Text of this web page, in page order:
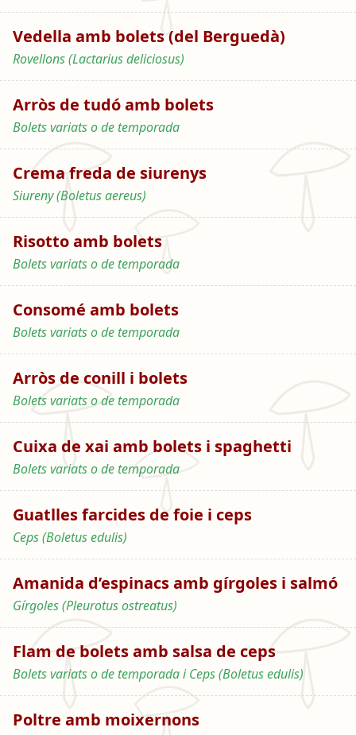
Vedella amb bolets (del Berguedà)
Rovellons (Lactarius deliciosus)
Arròs de tudó amb bolets
Bolets variats o de temporada
Crema freda de siurenys
Siureny (Boletus aereus)
Risotto amb bolets
Bolets variats o de temporada
Consomé amb bolets
Bolets variats o de temporada
Arròs de conill i bolets
Bolets variats o de temporada
Cuixa de xai amb bolets i spaghetti
Bolets variats o de temporada
Guatlles farcides de foie i ceps
Ceps (Boletus edulis)
Amanida d’espinacs amb gírgoles i salmó
Gírgoles (Pleurotus ostreatus)
Flam de bolets amb salsa de ceps
Bolets variats o de temporada i Ceps (Boletus edulis)
Poltre amb moixernons